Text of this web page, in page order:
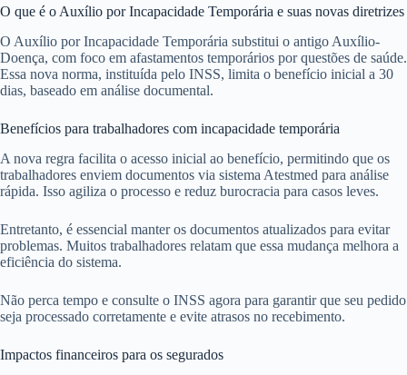
O que é o Auxílio por Incapacidade Temporária e suas novas diretrizes
O Auxílio por Incapacidade Temporária substitui o antigo Auxílio-
Doença, com foco em afastamentos temporários por questões de saúde.
Essa nova norma, instituída pelo INSS, limita o benefício inicial a 30
dias, baseado em análise documental.
Benefícios para trabalhadores com incapacidade temporária
A nova regra facilita o acesso inicial ao benefício, permitindo que os
trabalhadores enviem documentos via sistema Atestmed para análise
rápida. Isso agiliza o processo e reduz burocracia para casos leves.
Entretanto, é essencial manter os documentos atualizados para evitar
problemas. Muitos trabalhadores relatam que essa mudança melhora a
eficiência do sistema.
Não perca tempo e consulte o INSS agora para garantir que seu pedido
seja processado corretamente e evite atrasos no recebimento.
Impactos financeiros para os segurados